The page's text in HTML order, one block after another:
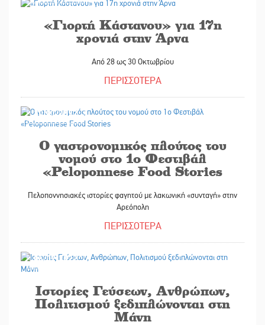
«Γιορτή Κάστανου» για 17η
χρονιά στην Άρνα
Από 28 ως 30 Οκτωβρίου
ΠΕΡΙΣΣΟΤΕΡΑ
20/07/2022
Ο γαστρονομικός πλούτος του
νομού στο 1ο Φεστιβάλ
«Peloponnese Food Stories
Πελοποννησιακές ιστορίες φαγητού με λακωνική «συνταγή» στην
Αρεόπολη
ΠΕΡΙΣΣΟΤΕΡΑ
04/07/2022
Ιστορίες Γεύσεων, Ανθρώπων,
Πολιτισμού ξεδιπλώνονται στη
Μάνη